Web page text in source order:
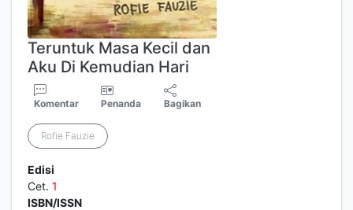
Teruntuk Masa Kecil dan
Aku Di Kemudian Hari
Komentar Penanda Bagikan
Rofie Fauzie
Edisi
Cet. 1
ISBN/ISSN